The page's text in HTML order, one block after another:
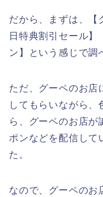
だから、まずは、【
日特典割引セール】
ン】という感じで調
ただ、グーペのお店
してもらいながら、
ら、グーペのお店が
ポンなどを配信して
た。
なので、グーペのお